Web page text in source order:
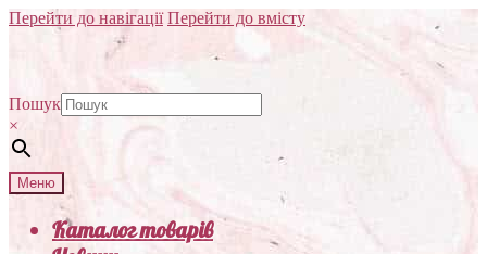
Перейти до навігації Перейти до вмісту
Пошук
×
Меню
Каталог товарів